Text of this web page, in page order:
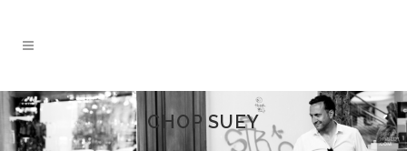
CHOP SUEY